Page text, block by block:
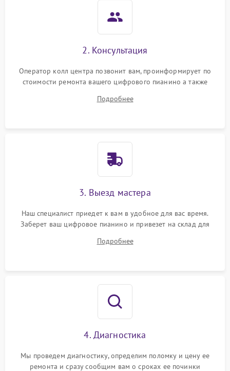
2. Консультация
Оператор колл центра позвонит вам, проинформирует по
стоимости ремонта вашего цифрового пианино а также
Подробнее
3. Выезд мастера
Наш специалист приедет к вам в удобное для вас время.
Заберет ваш цифровое пианино и привезет на склад для
Подробнее
4. Диагностика
Мы проведем диагностику, определим поломку и цену ее
ремонта и сразу сообщим вам о сроках ее починки